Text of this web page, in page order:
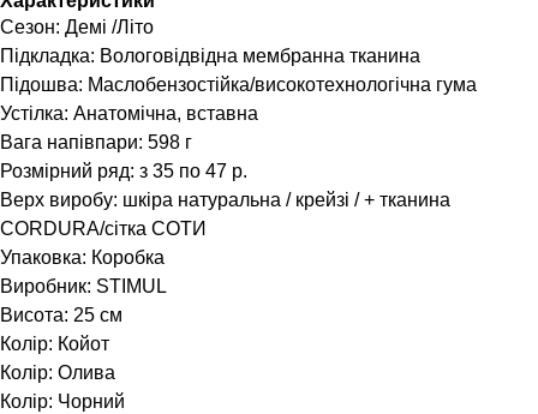
Сезон: Демі /Літо
Підкладка: Вологовідвідна мембранна тканина
Підошва: Маслобензостійка/високотехнологічна гума
Устілка: Анатомічна, вставна
Вага напівпари: 598 г
Розмірний ряд: з 35 по 47 р.
Верх виробу: шкіра натуральна / крейзі / + тканина
CORDURA/сітка СОТИ
Упаковка: Коробка
Виробник: STIMUL
Висота: 25 см
Колір: Койот
Колір: Олива
Колір: Чорний